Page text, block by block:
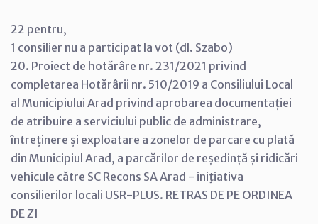
22 pentru,
1 consilier nu a participat la vot (dl. Szabo)
20. Proiect de hotărâre nr. 231/2021 privind
completarea Hotărârii nr. 510/2019 a Consiliului Local
al Municipiului Arad privind aprobarea documentației
de atribuire a serviciului public de administrare,
întreținere și exploatare a zonelor de parcare cu plată
din Municipiul Arad, a parcărilor de reședință și ridicări
vehicule către SC Recons SA Arad - iniţiativa
consilierilor locali USR-PLUS. RETRAS DE PE ORDINEA
DE ZI